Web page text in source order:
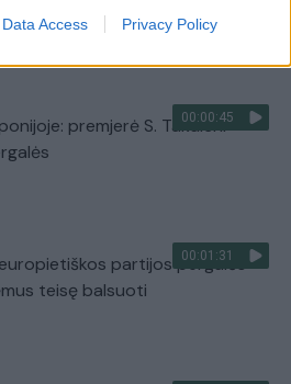
Data Access Privacy Policy
paskutinio šiaudo
00:00:45
premjerė S. Takaichi
00:01:31
partijos pergalės
teisę balsuoti